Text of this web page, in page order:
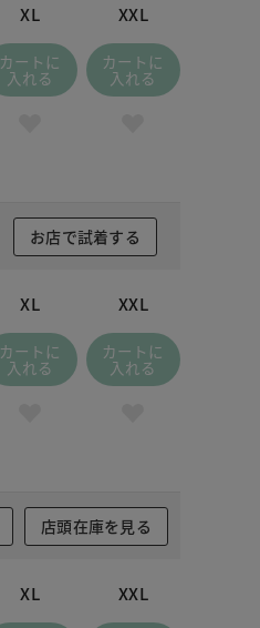
XL
カートに
入れる
XXL
カートに
入れる
お店で試着する
XL
カートに
入れる
XXL
カートに
入れる
店頭在庫を見る
XL XXL